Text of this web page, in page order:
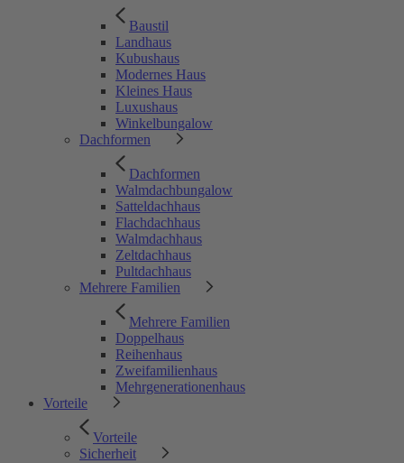
Baustil
Landhaus
Kubushaus
Modernes Haus
Kleines Haus
Luxushaus
Winkelbungalow
Dachformen
Dachformen
Walmdachbungalow
Satteldachhaus
Flachdachhaus
Walmdachhaus
Zeltdachhaus
Pultdachhaus
Mehrere Familien
Mehrere Familien
Doppelhaus
Reihenhaus
Zweifamilienhaus
Mehrgenerationenhaus
Vorteile
Vorteile
Sicherheit